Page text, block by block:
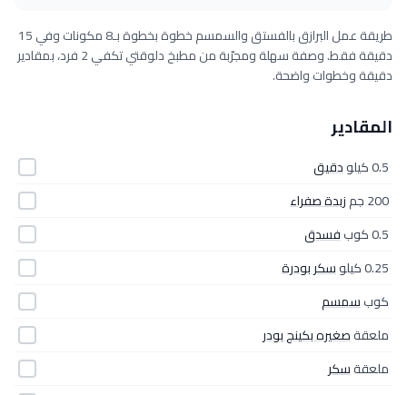
طريقة عمل البرازق بالفستق والسمسم خطوة بخطوة بـ8 مكونات وفي 15
دقيقة فقط. وصفة سهلة ومجرّبة من مطبخ دلوقتي تكفي 2 فرد، بمقادير
دقيقة وخطوات واضحة.
المقادير
0.5 كيلو
دقيق
200 جم
زبدة صفراء
0.5 كوب
فسدق
0.25 كيلو
سكر بودرة
كوبسمسم
ملعقةصغيره بكينج بودر
ملعقةسكر